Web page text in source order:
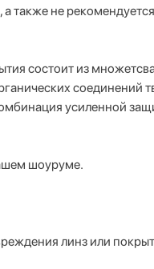
также не
состоит из
соединений
усиленной
шоуруме.
линз или